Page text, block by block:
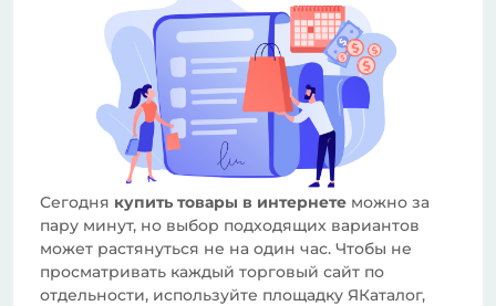
Сегодня купить товары в интернете можно за
пару минут, но выбор подходящих вариантов
может растянуться не на один час. Чтобы не
просматривать каждый торговый сайт по
отдельности, используйте площадку ЯКаталог,